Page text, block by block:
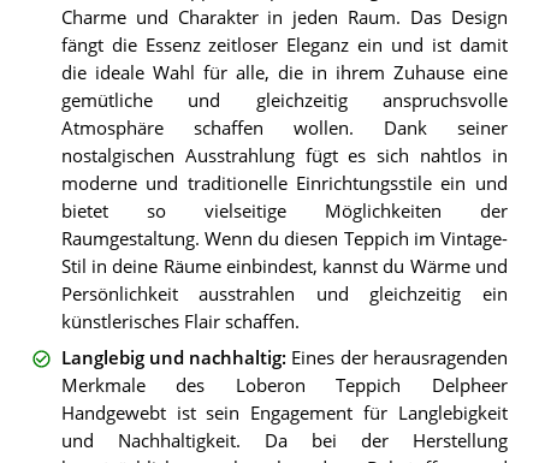
Charme und Charakter in jeden Raum. Das Design
fängt die Essenz zeitloser Eleganz ein und ist damit
die ideale Wahl für alle, die in ihrem Zuhause eine
gemütliche und gleichzeitig anspruchsvolle
Atmosphäre schaffen wollen. Dank seiner
nostalgischen Ausstrahlung fügt es sich nahtlos in
moderne und traditionelle Einrichtungsstile ein und
bietet so vielseitige Möglichkeiten der
Raumgestaltung. Wenn du diesen Teppich im Vintage-
Stil in deine Räume einbindest, kannst du Wärme und
Persönlichkeit ausstrahlen und gleichzeitig ein
künstlerisches Flair schaffen.
Langlebig und nachhaltig: Eines der herausragenden
Merkmale des Loberon Teppich Delpheer
Handgewebt ist sein Engagement für Langlebigkeit
und Nachhaltigkeit. Da bei der Herstellung